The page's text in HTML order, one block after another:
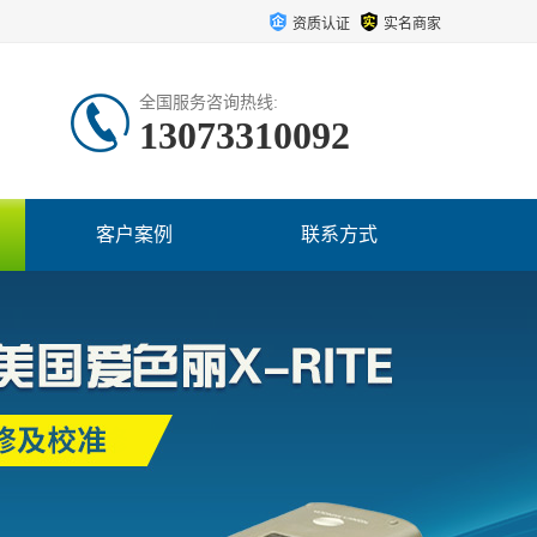
资质认证 实名商家
全国服务咨询热线:
13073310092
客户案例 联系方式